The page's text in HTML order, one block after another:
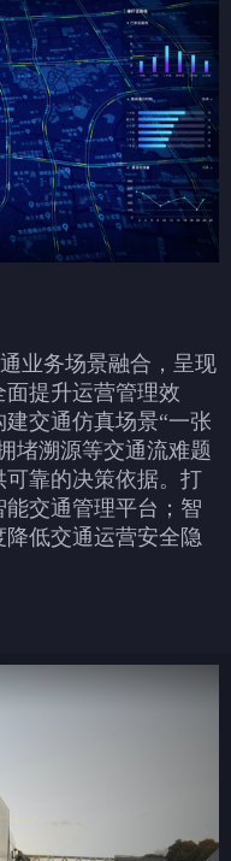
业务场景融合，呈现
提升运营管理效
交通仿真场景“一张
堵溯源等交通流难题
靠的决策依据。打
交通管理平台；智
低交通运营安全隐